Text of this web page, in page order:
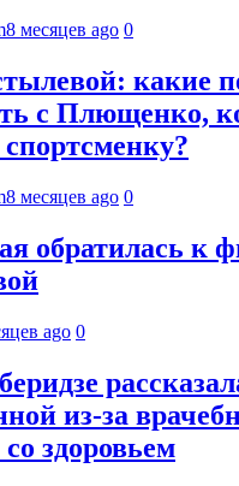
8 месяцев ago 0
какие
с Плющенко,
8 месяцев ago 0
обратилась к
ago 0
из-за
здоровьем